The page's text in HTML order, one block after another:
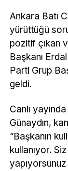
Ankara Batı
yürüttüğü
pozitif çıkan
Başkanı
Parti Grup
geldi.
Canlı
Günaydın,
“Başkanın
kullanıyor.